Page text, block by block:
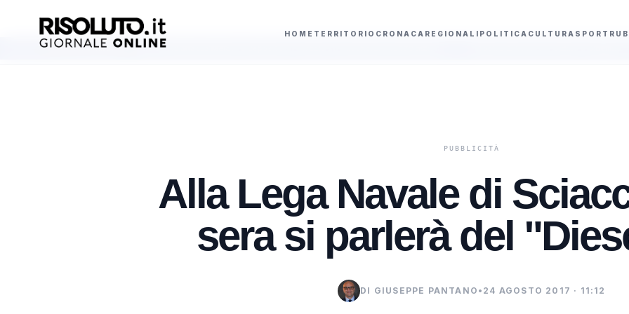
HOME TERRITORIO CRONACA REGIONALI POLITICA CULTURA SPORT
AGGIORNAMENTI
Commissione Covid attacca Meloni e deposita un verbale su mascherine da 100 milioni
Alla Lega Navale di
sera si parlerà del
DI GIUSEPPE PANTANO • 24 AGOSTO 2017 · 11:12